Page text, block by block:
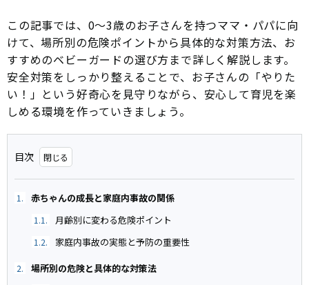
この記事では、0〜3歳のお子さんを持つママ・パパに向
けて、場所別の危険ポイントから具体的な対策方法、お
すすめのベビーガードの選び方まで詳しく解説します。
安全対策をしっかり整えることで、お子さんの「やりた
い！」という好奇心を見守りながら、安心して育児を楽
しめる環境を作っていきましょう。
目次
1. 赤ちゃんの成長と家庭内事故の関係
1.1. 月齢別に変わる危険ポイント
1.2. 家庭内事故の実態と予防の重要性
2. 場所別の危険と具体的な対策法